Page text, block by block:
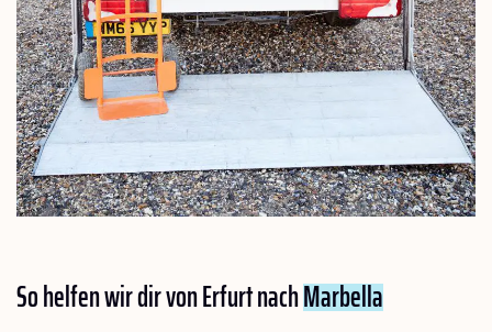
So helfen wir dir von Erfurt nachMarbella